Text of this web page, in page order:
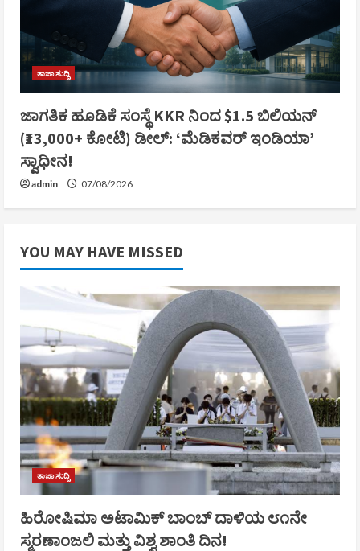
ತಾಜಾ ಸುದ್ದಿ
ಜಾಗತಿಕ ಹೂಡಿಕೆ ಸಂಸ್ಥೆ KKR ನಿಂದ $1.5 ಬಿಲಿಯನ್
(₹13,000+ ಕೋಟಿ) ಡೀಲ್: ‘ಮೆಡಿಕವರ್ ಇಂಡಿಯಾ’
ಸ್ವಾಧೀನ!
admin 07/08/2026
YOU MAY HAVE MISSED
ತಾಜಾ ಸುದ್ದಿ
ಹಿರೋಷಿಮಾ ಅಟಾಮಿಕ್ ಬಾಂಬ್ ದಾಳಿಯ ೮೧ನೇ
ಸ್ಮರಣಾಂಜಲಿ ಮತ್ತು ವಿಶ್ವ ಶಾಂತಿ ದಿನ!